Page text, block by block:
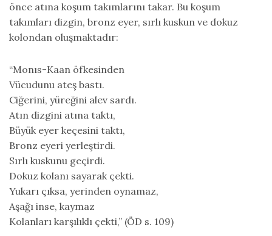
önce atına koşum takımlarını takar. Bu koşum
takımları dizgin, bronz eyer, sırlı kuskun ve dokuz
kolondan oluşmaktadır:
“Monıs-Kaan öfkesinden
Vücudunu ateş bastı.
Ciğerini, yüreğini alev sardı.
Atın dizgini atına taktı,
Büyük eyer keçesini taktı,
Bronz eyeri yerleştirdi.
Sırlı kuskunu geçirdi.
Dokuz kolanı sayarak çekti.
Yukarı çıksa, yerinden oynamaz,
Aşağı inse, kaymaz
Kolanları karşılıklı çekti,” (ÖD s. 109)